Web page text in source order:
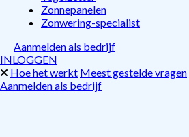
Zonnepanelen
Zonwering-specialist
Aanmelden als bedrijf
INLOGGEN
Hoe het werkt Meest gestelde vragen
Aanmelden als bedrijf